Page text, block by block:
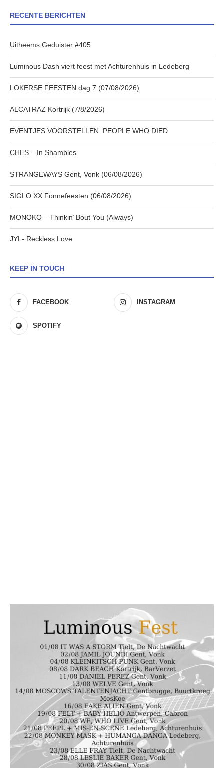
RECENTE BERICHTEN
Uitheems Geduister #405
Luminous Dash viert feest met Achturenhuis in Ledeberg
LOKERSE FEESTEN dag 7 (07/08/2026)
ALCATRAZ Kortrijk (7/8/2026)
EVENTJES VOORSTELLEN: PEOPLE WHO DIED
CHES – In Shambles
STRANGEWAYS Gent, Vonk (06/08/2026)
SIGLO XX Fonnefeesten (06/08/2026)
MONOKO – Thinkin’ Bout You (Always)
JYL- Reckless Love
KEEP IN TOUCH
FACEBOOK INSTAGRAM
SPOTIFY